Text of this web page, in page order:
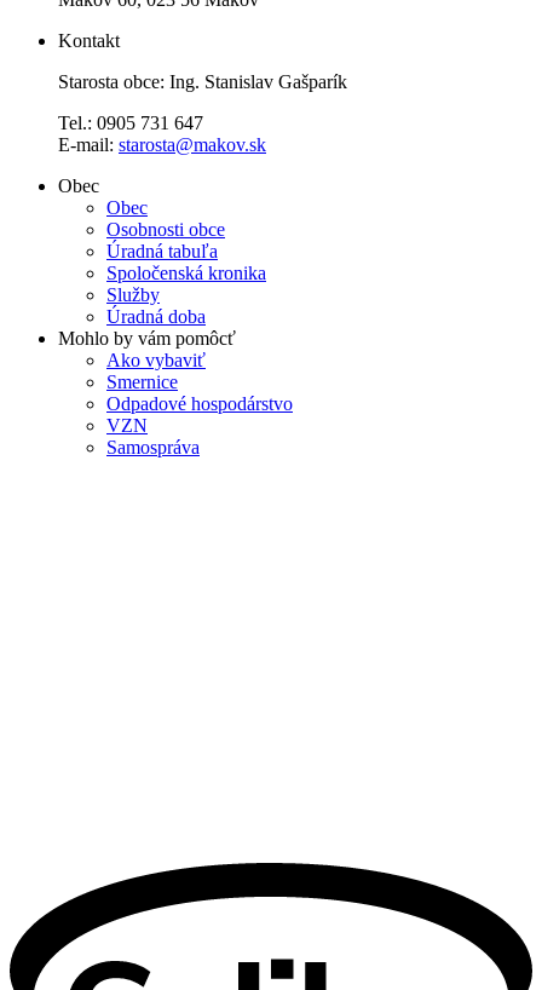
Kontakt
Starosta obce: Ing. Stanislav Gašparík
Tel.: 0905 731 647
E-mail: starosta@makov.sk
Obec
Obec
Osobnosti obce
Úradná tabuľa
Spoločenská kronika
Služby
Úradná doba
Mohlo by vám pomôcť
Ako vybaviť
Smernice
Odpadové hospodárstvo
VZN
Samospráva